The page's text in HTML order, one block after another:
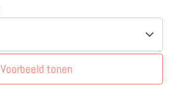
Voorbeeld tonen